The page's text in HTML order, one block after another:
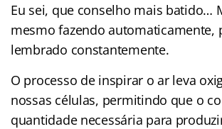
Eu sei, que conselho mais batido…
mesmo fazendo automaticamente,
lembrado constantemente.
O processo de inspirar o ar leva
nossas células, permitindo que o
quantidade necessária para